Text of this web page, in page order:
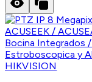
HIKVISION